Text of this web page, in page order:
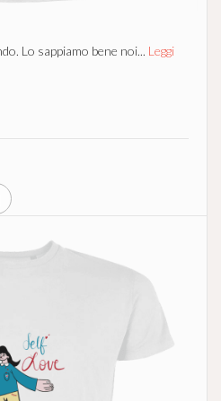
Lo sappiamo bene noi... Leggi